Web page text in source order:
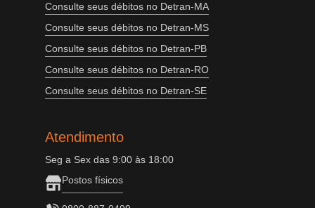
Consulte seus débitos no Detran-MA
Consulte seus débitos no Detran-MS
Consulte seus débitos no Detran-PB
Consulte seus débitos no Detran-RO
Consulte seus débitos no Detran-SE
Atendimento
Seg a Sex das 9:00 às 18:00
Postos físicos